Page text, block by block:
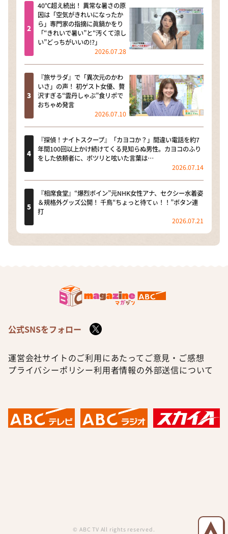
40℃超え続出！ 異常な暑さの原
因は「空気がきれいになったか
ら」専門家の指摘に眞鍋かをり
「“きれいで暑い”と“汚くて涼し
い”どっちがいいの!?」
2026.07.28
『旅サラダ』で「異次元のかわ
いさ」の声！ 初ゲスト女優、贅
沢すぎる“雲丹しゃぶ”食リポで
おちゃめ発言
2026.07.10
『探偵！ナイトスクープ』「カヨコか？」間違い電話を約7
年間100回以上かけ続けてくる見知らぬ男性。カヨコのふり
をした依頼者に、ポツリと呟いた言葉は…
2026.07.14
『相席食堂』“爆烈ボイン”元NHK女性アナ、セクシー水着姿
＆規格外グッズ公開！ 千鳥“ちょっと待てぃ！！”ボタン連
打
2026.07.21
公式SNSをフォロー
運営会社サイトのご利用にあたって ご意見・ご感想
プライバシーポリシー利用者情報の外部送信について
© ABC TV All rights reserved.